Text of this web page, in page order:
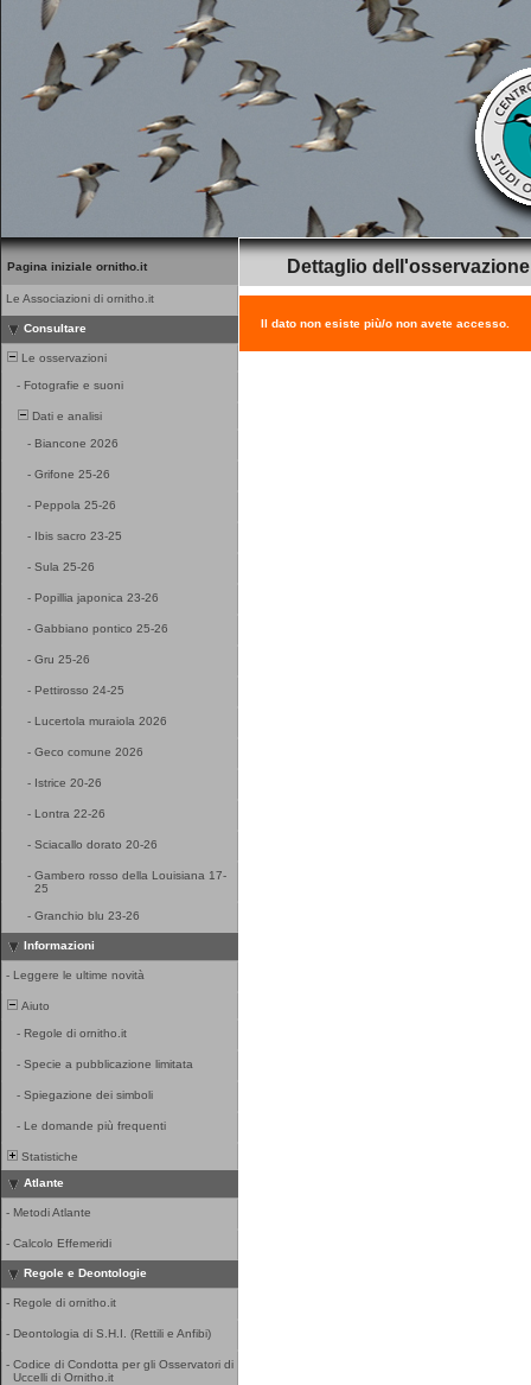
Pagina iniziale ornitho.it
Le Associazioni di ornitho.it
Consultare
Le osservazioni
- Fotografie e suoni
Dati e analisi
- Biancone 2026
- Grifone 25-26
- Peppola 25-26
- Ibis sacro 23-25
- Sula 25-26
- Popillia japonica 23-26
- Gabbiano pontico 25-26
- Gru 25-26
- Pettirosso 24-25
- Lucertola muraiola 2026
- Geco comune 2026
- Istrice 20-26
- Lontra 22-26
- Sciacallo dorato 20-26
- Gambero rosso della Louisiana 17-
25
- Granchio blu 23-26
Informazioni
- Leggere le ultime novità
Aiuto
- Regole di ornitho.it
- Specie a pubblicazione limitata
- Spiegazione dei simboli
- Le domande più frequenti
Statistiche
Atlante
- Metodi Atlante
- Calcolo Effemeridi
Regole e Deontologie
- Regole di ornitho.it
- Deontologia di S.H.I. (Rettili e Anfibi)
- Codice di Condotta per gli Osservatori di
Uccelli di Ornitho.it
Dettaglio dell'osservazione
Il dato non esiste più/o non avete accesso.